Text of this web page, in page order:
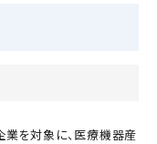
を対象に、医療機器産